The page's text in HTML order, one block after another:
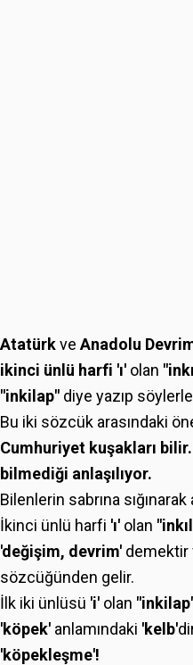
Atatürkve Anadolu
ikinci ünlü harfi 'ı' olan
"inkilap" diye yazıp
Bu iki sözcük arasındaki
Cumhuriyet kuşakları bilir.
bilmediği anlaşılıyor.
Bilenlerin sabrına sığınarak
İkinci ünlü harfi 'ı' olan
'değişim, devrim' demektir
sözcüğünden gelir.
İlk iki ünlüsü 'i' olan
'köpek' anlamındaki 'kelb'
'köpekleşme'!